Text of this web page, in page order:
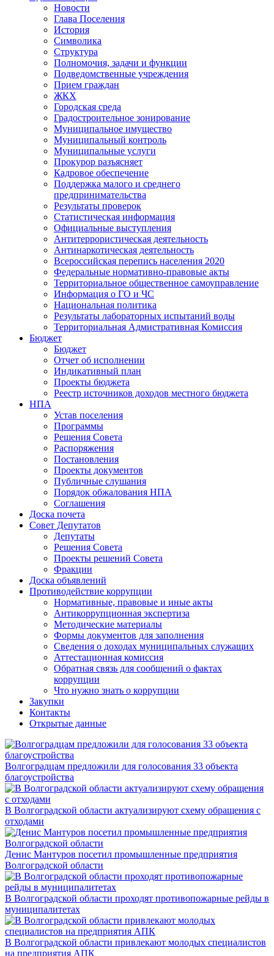
Новости
Глава Поселения
История
Символика
Структура
Полномочия, задачи и функции
Подведомственные учреждения
Прием граждан
ЖКХ
Городская среда
Градостроительное зонирование
Муниципальное имущество
Муниципальный контроль
Муниципальные услуги
Прокурор разъясняет
Кадровое обеспечение
Поддержка малого и среднего
предпринимательства
Результаты проверок
Статистическая информация
Официальные выступления
Антитеррористическая деятельность
Антинаркотическая деятельность
Всероссийская перепись населения 2020
Федеральные нормативно-правовые акты
Территориальное общественное самоуправление
Информация о ГО и ЧС
Национальная политика
Результаты лабораторных испытаний воды
Территориальная Адмистративная Комиссия
Бюджет
Бюджет
Отчет об исполнении
Индикативный план
Проекты бюджета
Реестр источников доходов местного бюджета
НПА
Устав поселения
Программы
Решения Совета
Распоряжения
Постановления
Проекты документов
Публичные слушания
Порядок обжалования НПА
Соглашения
Доска почета
Совет Депутатов
Депутаты
Решения Совета
Проекты решений Совета
Фракции
Доска объявлений
Противодействие коррупции
Нормативные, правовые и иные акты
Антикоррупционная экспертиза
Методические материалы
Формы документов для заполнения
Сведения о доходах муниципальных служащих
Аттестационная комиссия
Обратная связь для сообщений о фактах
коррупции
Что нужно знать о коррупции
Закупки
Контакты
Открытые данные
Волгоградцам предложили для голосования 33 объекта
благоустройства
В Волгоградской области актуализируют схему обращения с
отходами
Денис Мантуров посетил промышленные предприятия
Волгоградской области
В Волгоградской области проходят противопожарные рейды в
муниципалитетах
В Волгоградской области привлекают молодых специалистов
на предприятия АПК